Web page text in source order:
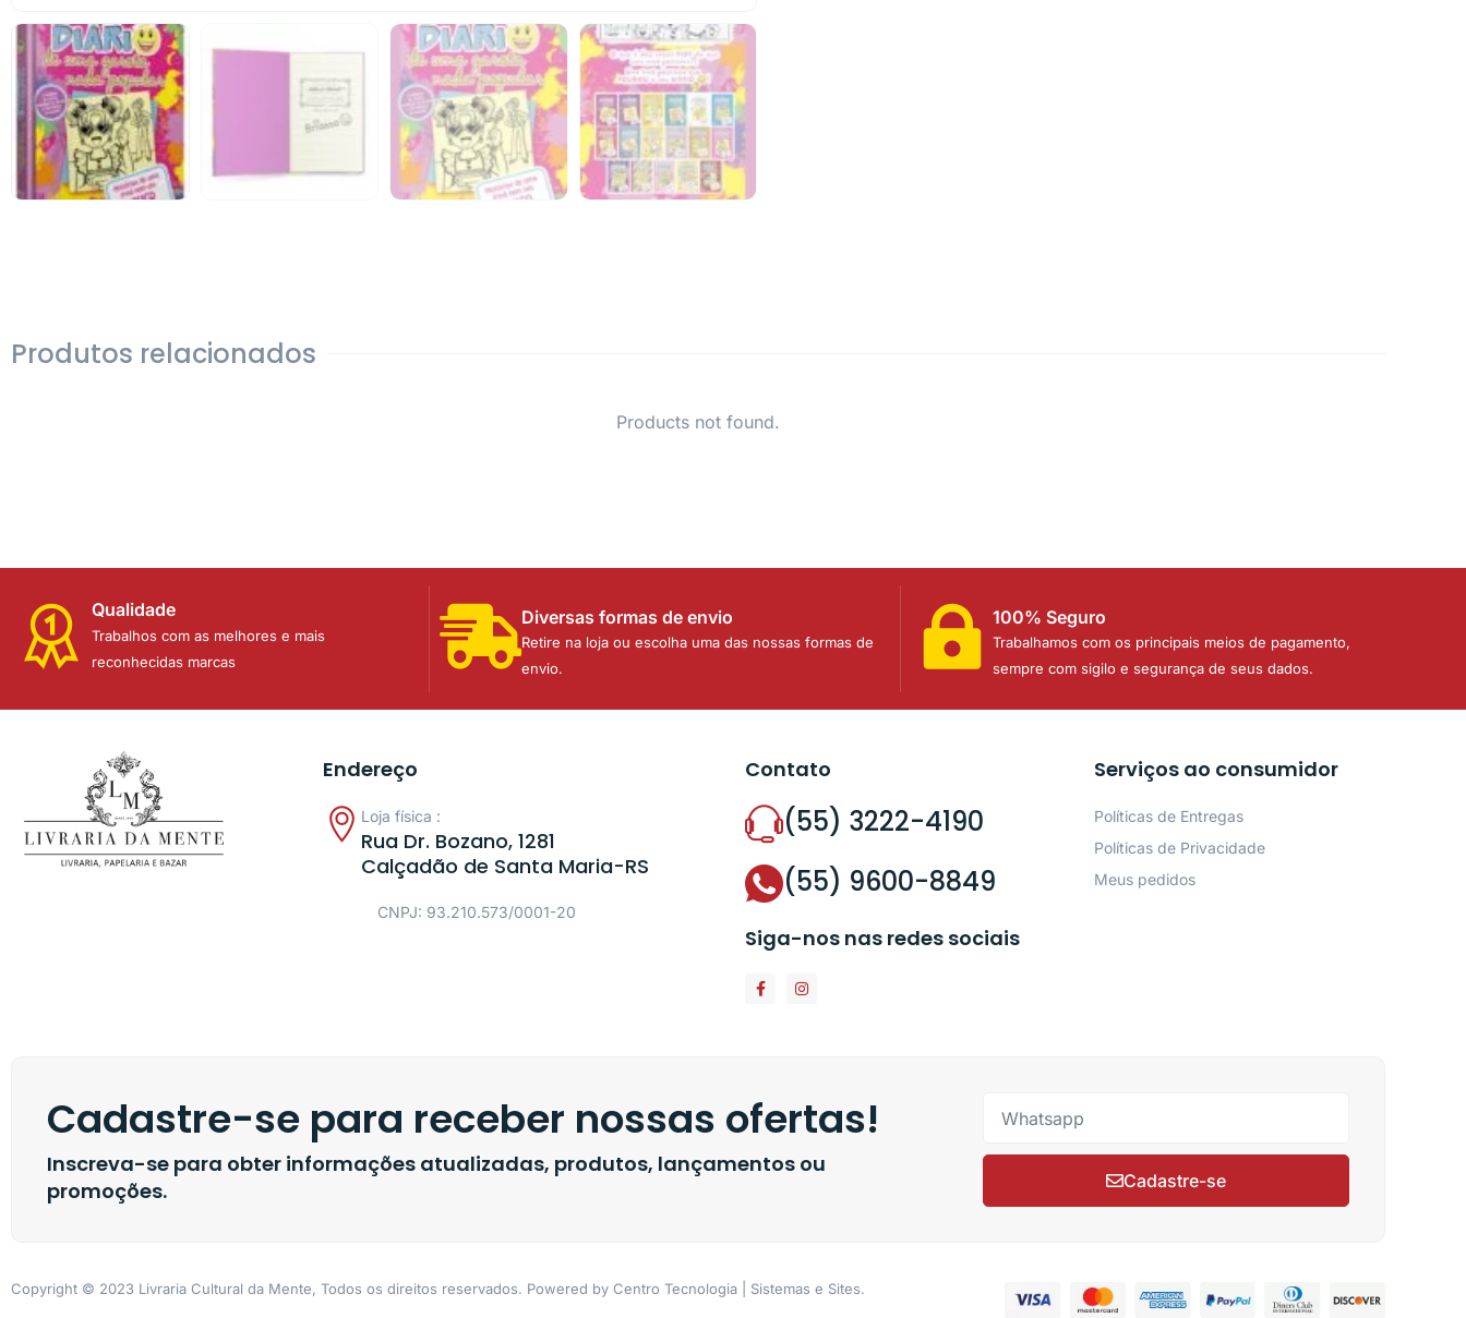
Produtos relacionados
Products not found.
Qualidade
Trabalhos com as melhores e mais
reconhecidas marcas
Diversas formas de envio
Retire na loja ou escolha uma das nossas formas de
envio.
100% Seguro
Trabalhamos com os principais meios de pagamento,
sempre com sigilo e segurança de seus dados.
Endereço
Loja física :
Rua Dr. Bozano, 1281
Calçadão de Santa Maria-RS
CNPJ: 93.210.573/0001-20
Contato
(55) 3222-4190
(55) 9600-8849
Siga-nos nas redes sociais
Serviços ao consumidor
Políticas de Entregas
Políticas de Privacidade
Meus pedidos
Cadastre-se para receber nossas ofertas!
Inscreva-se para obter informações atualizadas, produtos, lançamentos ou
promoções.
Cadastre-se
Copyright © 2023 Livraria Cultural da Mente, Todos os direitos reservados. Powered by Centro Tecnologia | Sistemas e Sites.